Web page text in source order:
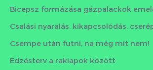
Bicepsz formázása gázpalackok
Csalási nyaralás, kikapcsolódás,
Csempe után futni, na még mit nem!
Edzésterv a raklapok között